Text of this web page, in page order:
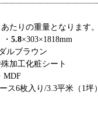
たりの重量となります。
5.8×303×1818mm
ルブラウン
加工化粧シート
MDF
ス6枚入り/3.3平米（1坪）